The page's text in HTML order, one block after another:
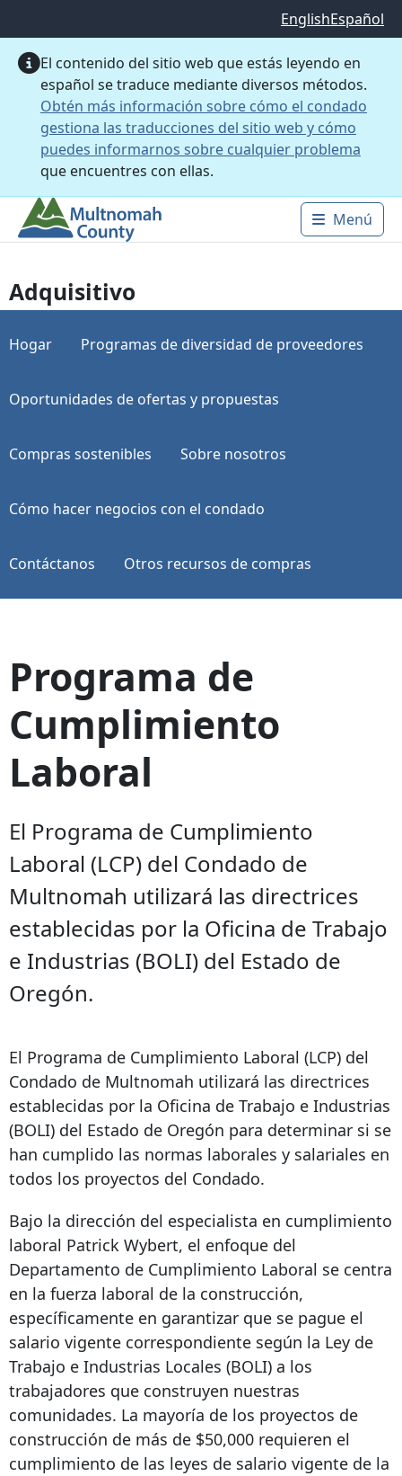
EnglishEspañol
El contenido del sitio web que estás leyendo en
español se traduce mediante diversos métodos.
Obtén más información sobre cómo el condado
gestiona las traducciones del sitio web y cómo
puedes informarnos sobre cualquier problema
que encuentres con ellas.
Main
Menú
Adquisitivo
Hogar Programas de diversidad de proveedores
Oportunidades de ofertas y propuestas
Compras sostenibles Sobre nosotros
Cómo hacer negocios con el condado
Contáctanos Otros recursos de compras
Programa de
Cumplimiento
Laboral
El Programa de Cumplimiento
Laboral (LCP) del Condado de
Multnomah utilizará las directrices
establecidas por la Oficina de Trabajo
e Industrias (BOLI) del Estado de
Oregón.
El Programa de Cumplimiento Laboral (LCP) del
Condado de Multnomah utilizará las directrices
establecidas por la Oficina de Trabajo e Industrias
(BOLI) del Estado de Oregón para determinar si se
han cumplido las normas laborales y salariales en
todos los proyectos del Condado.
Bajo la dirección del especialista en cumplimiento
laboral Patrick Wybert, el enfoque del
Departamento de Cumplimiento Laboral se centra
en la fuerza laboral de la construcción,
específicamente en garantizar que se pague el
salario vigente correspondiente según la Ley de
Trabajo e Industrias Locales (BOLI) a los
trabajadores que construyen nuestras
comunidades. La mayoría de los proyectos de
construcción de más de $50,000 requieren el
cumplimiento de las leyes de salario vigente de la